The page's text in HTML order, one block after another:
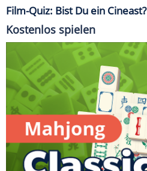
Film-Quiz: Bist Du ein Cineast?
Kostenlos spielen